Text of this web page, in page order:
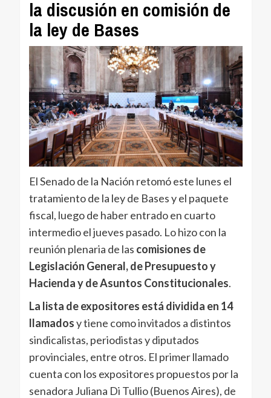
la discusión en comisión de
la ley de Bases
El Senado de la Nación retomó este lunes el
tratamiento de la ley de Bases y el paquete
fiscal, luego de haber entrado en cuarto
intermedio el jueves pasado. Lo hizo con la
reunión plenaria de las comisiones de
Legislación General, de Presupuesto y
Hacienda y de Asuntos Constitucionales.
La lista de expositores está dividida en 14
llamadosy tiene como invitados a distintos
sindicalistas, periodistas y diputados
provinciales, entre otros. El primer llamado
cuenta con los expositores propuestos por la
senadora Juliana Di Tullio (Buenos Aires), de